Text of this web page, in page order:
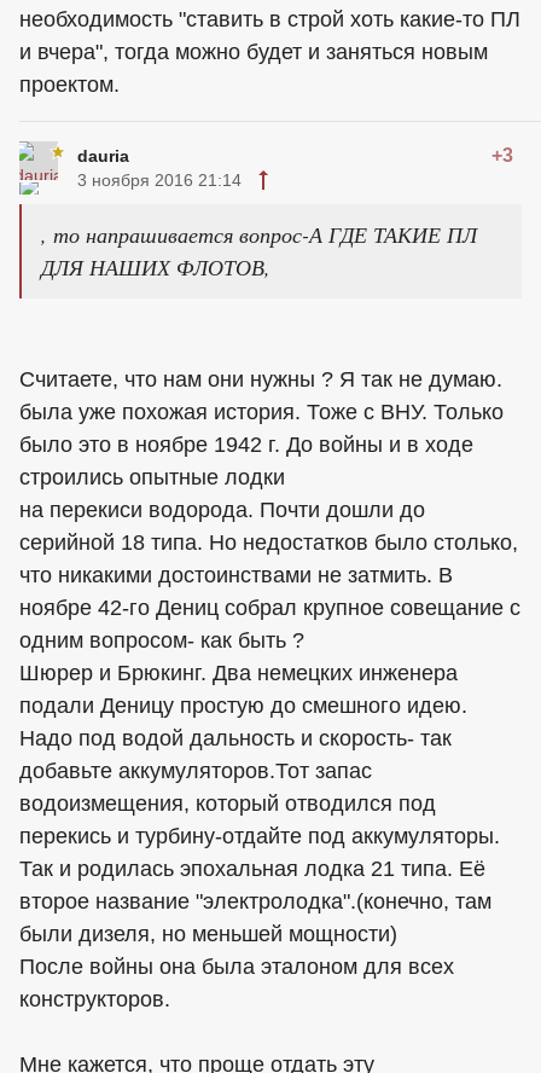
необходимость "ставить в строй хоть какие-то ПЛ
и вчера", тогда можно будет и заняться новым
проектом.
dauria +3
3 ноября 2016 21:14
, то напрашивается вопрос-А ГДЕ ТАКИЕ ПЛ
ДЛЯ НАШИХ ФЛОТОВ,
Считаете, что нам они нужны ? Я так не думаю.
была уже похожая история. Тоже с ВНУ. Только
было это в ноябре 1942 г. До войны и в ходе
строились опытные лодки
на перекиси водорода. Почти дошли до
серийной 18 типа. Но недостатков было столько,
что никакими достоинствами не затмить. В
ноябре 42-го Дениц собрал крупное совещание с
одним вопросом- как быть ?
Шюрер и Брюкинг. Два немецких инженера
подали Деницу простую до смешного идею.
Надо под водой дальность и скорость- так
добавьте аккумуляторов.Тот запас
водоизмещения, который отводился под
перекись и турбину-отдайте под аккумуляторы.
Так и родилась эпохальная лодка 21 типа. Её
второе название "электролодка".(конечно, там
были дизеля, но меньшей мощности)
После войны она была эталоном для всех
конструкторов.
Мне кажется, что проще отдать эту